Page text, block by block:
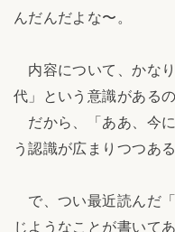
んだんだよな〜。
内容について、かな
代」という意識があるの
だから、「ああ、今
う認識が広まりつつあ
で、つい最近読んだ
じようなことが書いて